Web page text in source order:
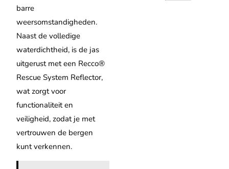
barre
weersomstandigheden.
Naast de volledige
waterdichtheid, is de jas
uitgerust met een Recco®
Rescue System Reflector,
wat zorgt voor
functionaliteit en
veiligheid, zodat je met
vertrouwen de bergen
kunt verkennen.